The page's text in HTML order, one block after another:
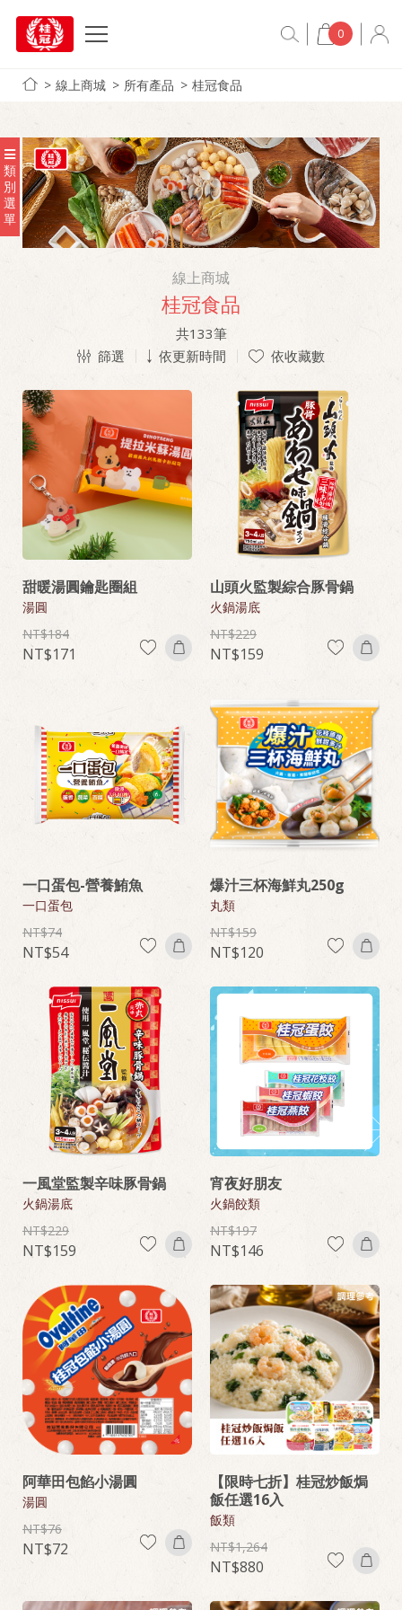
0
線上商城 所有產品 桂冠食品
類
別
選
單
線上商城
桂冠食品
共133筆
篩選
依更新時間 依收藏數
甜暖湯圓鑰匙圈組
湯圓
184
171
山頭火監製綜合豚骨鍋
火鍋湯底
229
159
一口蛋包-營養鮪魚
一口蛋包
74
54
爆汁三杯海鮮丸250g
丸類
159
120
一風堂監製辛味豚骨鍋
火鍋湯底
229
159
宵夜好朋友
火鍋餃類
197
146
阿華田包餡小湯圓
湯圓
76
72
【限時七折】桂冠炒飯焗
飯任選16入
飯類
1,264
880